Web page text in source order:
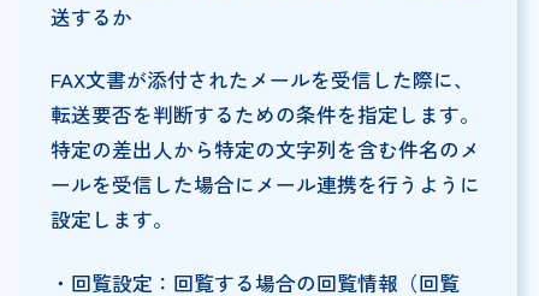
送するか
FAX文書が添付されたメールを受信した際に、
転送要否を判断するための条件を指定します。
特定の差出人から特定の文字列を含む件名のメ
ールを受信した場合にメール連携を行うように
設定します。
・回覧設定：回覧する場合の回覧情報（回覧